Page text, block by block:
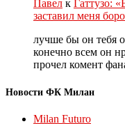
Павел к Гаттузо:
заставил меня
лучше бы он тебя
конечно всем он
прочел комент
Новости ФК Милан
Milan Futuro